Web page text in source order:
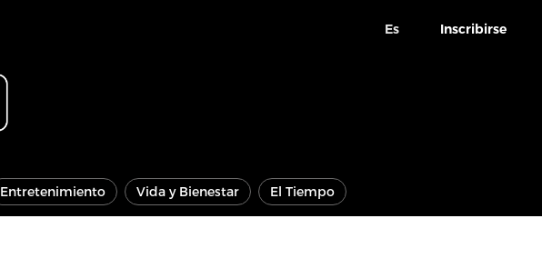
Es Inscribirse
Entretenimiento Vida y Bienestar El Tiempo